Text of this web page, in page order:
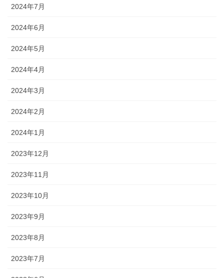
2024年7月
2024年6月
2024年5月
2024年4月
2024年3月
2024年2月
2024年1月
2023年12月
2023年11月
2023年10月
2023年9月
2023年8月
2023年7月